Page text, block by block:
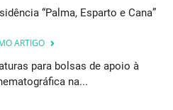
“Palma, Esparto e Cana”
ARTIGO
para bolsas de apoio à
na...